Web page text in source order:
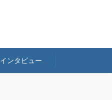
インタビュー